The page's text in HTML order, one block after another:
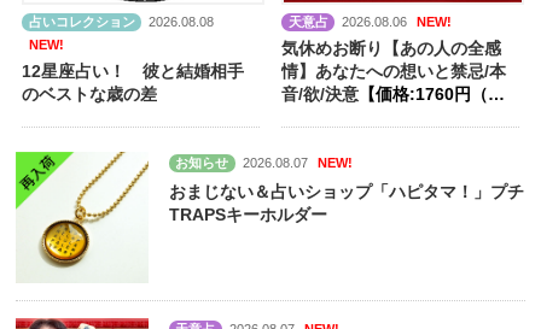
占いコレクション
2026.08.08
NEW!
12星座占い！ 彼と結婚相手
のベストな歳の差
天意占 2026.08.06 NEW!
気休めお断り【あの人の全感
情】あなたへの想いと禁忌/本
音/欲/決意【価格:1760円（税
お知らせ 2026.08.07 NEW!
おまじない＆占いショップ「ハピタマ！」プチ
TRAPSキーホルダー